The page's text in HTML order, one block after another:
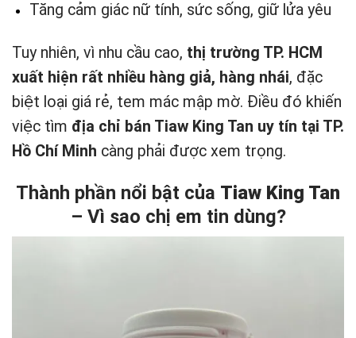
Tăng cảm giác nữ tính, sức sống, giữ lửa yêu
Tuy nhiên, vì nhu cầu cao, thị trường TP. HCM
xuất hiện rất nhiều hàng giả, hàng nhái, đặc
biệt loại giá rẻ, tem mác mập mờ. Điều đó khiến
việc tìm địa chỉ bán Tiaw King Tan uy tín tại TP.
Hồ Chí Minh càng phải được xem trọng.
Thành phần nổi bật của Tiaw King Tan
– Vì sao chị em tin dùng?